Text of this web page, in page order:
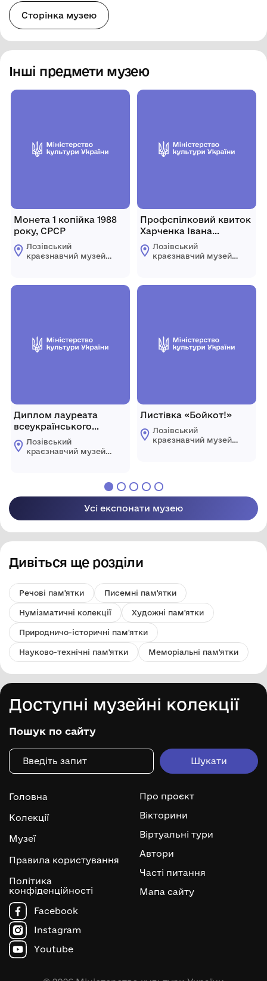
Сторінка музею
Інші предмети музею
Монета 1 копійка 1988
року, СРСР
Лозівський
краєзнавчий музей
області
Диплом лауреата
всеукраїнського
фестивалю «Пісні
народжені в АТО»
Лозівський
краєзнавчий музей
Профспілковий квиток
Харченка Івана
Федоровича
Лозівський
краєзнавчий музей
області
Листівка «Бойкот!»
Лозівський
краєзнавчий музей
Усі експонати музею
Дивіться ще розділи
Речові пам'ятки Писемні пам'ятки
Нумізматичні колекції Художні пам'ятки
Природничо-історичні пам'ятки
Науково-технічні пам'ятки Меморіальні пам'ятки
Доступні музейні колекції
Пошук по сайту
Головна
Колекції
Музеї
Правила користування
Політика
конфіденційності
Про проєкт
Вікторини
Віртуальні тури
Автори
Часті питання
Мапа сайту
Facebook
Instagram
Youtube